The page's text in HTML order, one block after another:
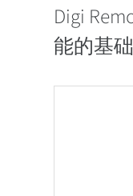
Digi
能的基